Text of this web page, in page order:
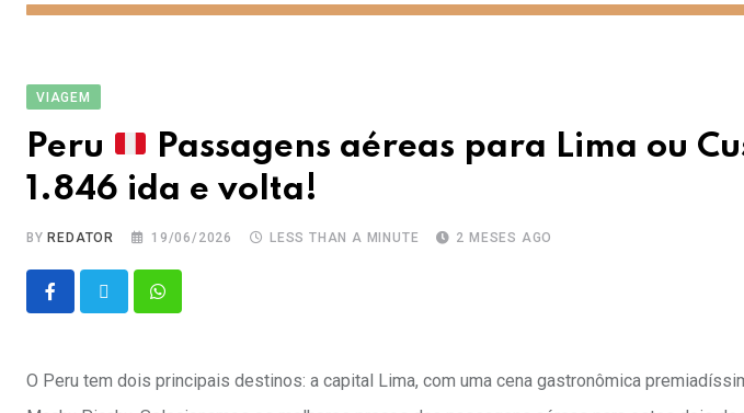
VIAGEM
Peru
Passagens aéreas para Lima ou
1.846 ida e volta!
BYREDATOR 19/06/2026 LESS THAN A MINUTE 2 MESES AGO
O Peru tem dois principais destinos: a capital Lima, com uma cena gastronômica